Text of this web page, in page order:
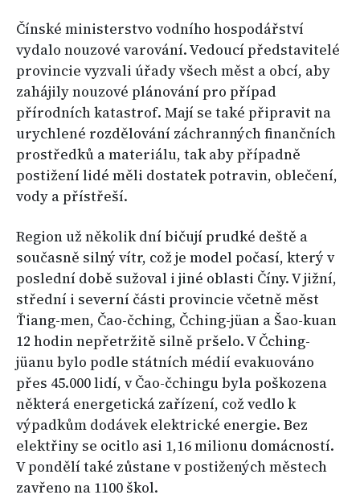
Čínské ministerstvo vodního hospodářství
vydalo nouzové varování. Vedoucí představitelé
provincie vyzvali úřady všech měst a obcí, aby
zahájily nouzové plánování pro případ
přírodních katastrof. Mají se také připravit na
urychlené rozdělování záchranných finančních
prostředků a materiálu, tak aby případně
postižení lidé měli dostatek potravin, oblečení,
vody a přístřeší.
Region už několik dní bičují prudké deště a
současně silný vítr, což je model počasí, který v
poslední době sužoval i jiné oblasti Číny. V jižní,
střední i severní části provincie včetně měst
Ťiang-men, Čao-čching, Čching-jüan a Šao-kuan
12 hodin nepřetržitě silně pršelo. V Čching-
jüanu bylo podle státních médií evakuováno
přes 45.000 lidí, v Čao-čchingu byla poškozena
některá energetická zařízení, což vedlo k
výpadkům dodávek elektrické energie. Bez
elektřiny se ocitlo asi 1,16 milionu domácností.
V pondělí také zůstane v postižených městech
zavřeno na 1100 škol.